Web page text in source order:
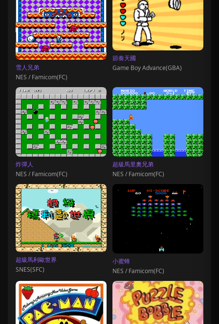
雪人兄弟
NES / Famicom(FC)
節奏天國
Game Boy Advance(GBA)
炸彈人
NES / Famicom(FC)
超級馬里奧兄弟
NES / Famicom(FC)
超級馬利歐世界
SNES(SFC)
小蜜蜂
NES / Famicom(FC)